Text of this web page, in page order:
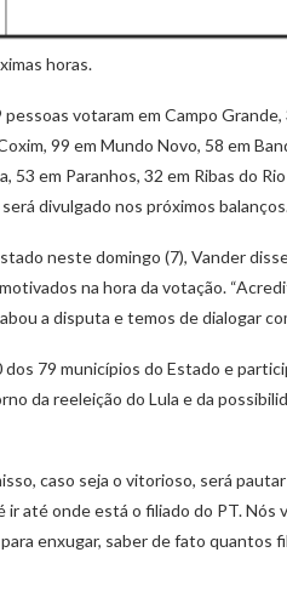
horas.
votaram em Campo
99 em Mundo Novo, 58 em
53 em Paranhos, 32 em Ribas do
divulgado nos próximos
neste domingo (7), Vander
na hora da votação.
a disputa e temos de dialogar
79 municípios do Estado e
da reeleição do Lula e da
caso seja o vitorioso, será
ir até onde está o filiado do PT.
enxugar, saber de fato quantos